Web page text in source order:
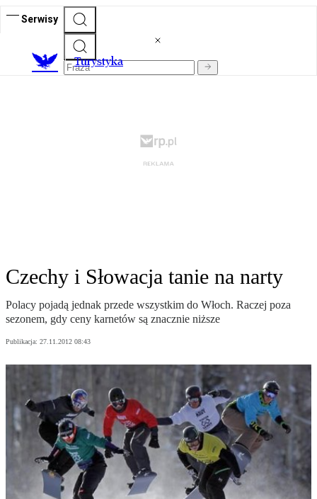
Serwisy
Turystyka
Czechy i Słowacja tanie na narty
Polacy pojadą jednak przede wszystkim do Włoch. Raczej poza
sezonem, gdy ceny karnetów są znacznie niższe
Publikacja: 27.11.2012 08:43